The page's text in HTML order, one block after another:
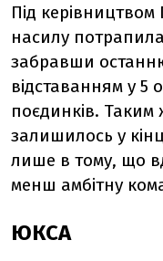
Під керівництвом
насилу
забравши
відставанням у 5
поєдинків. Таким
залишилось у
лише в тому, що
менш амбітну
ЮКСА